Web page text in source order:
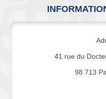
41 rue du
98 713